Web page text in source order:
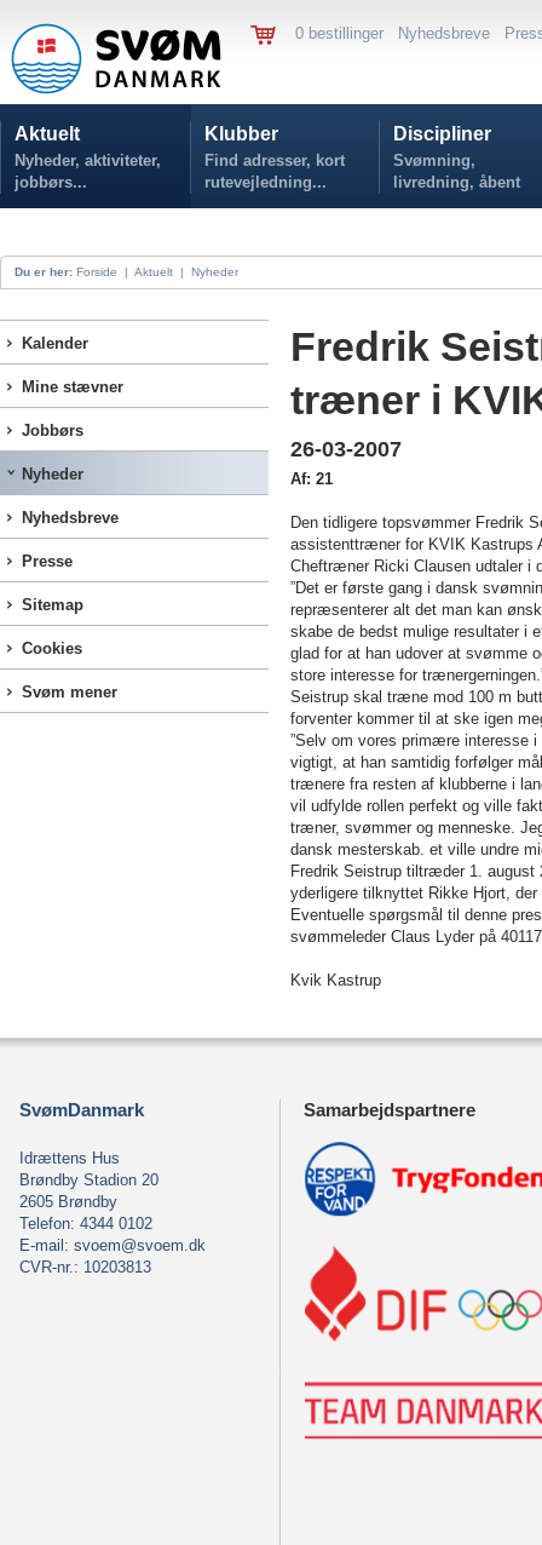
0 bestillinger Nyhedsbreve
Aktuelt
Nyheder, aktiviteter,
jobbørs...
Klubber
Find adresser, kort
rutevejledning...
Discipliner
Svømning,
livredning, åbent
vand...
Du er her: Forside | Aktuelt | Nyheder
Kalender
Mine stævner
Jobbørs
Nyheder
Nyhedsbreve
Presse
Sitemap
Cookies
Svøm mener
Fredrik
træner i
26-03-2007
Af: 21
Den tidligere topsvømmer Fredrik
assistenttræner for KVIK Kastrups
Cheftræner Ricki Clausen udtaler i
”Det er første gang i dansk
repræsenterer alt det man kan
skabe de bedst mulige resultater i
glad for at han udover at svømme
store interesse for
Seistrup skal træne mod 100 m
forventer kommer til at ske igen
”Selv om vores primære interesse
vigtigt, at han samtidig forfølger
trænere fra resten af klubberne i
vil udfylde rollen perfekt og ville
træner, svømmer og menneske.
dansk mesterskab. et ville undre
Fredrik Seistrup tiltræder 1.
yderligere tilknyttet Rikke Hjort,
Eventuelle spørgsmål til denne
svømmeleder Claus Lyder på
Kvik Kastrup
SvømDanmark
Idrættens Hus
Brøndby Stadion 20
2605 Brøndby
Telefon: 4344 0102
E-mail: svoem@svoem.dk
CVR-nr.: 10203813
Samarbejdspartnere